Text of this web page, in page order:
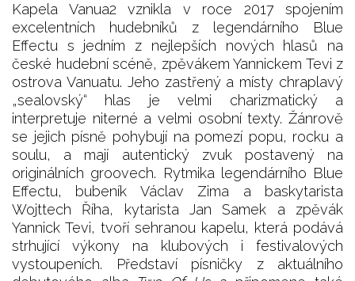
Kapela Vanua2 vznikla v roce 2017 spojením
excelentních hudebníků z legendárního Blue
Effectu s jedním z nejlepších nových hlasů na
české hudební scéně, zpěvákem Yannickem Tevi z
ostrova Vanuatu. Jeho zastřený a místy chraplavý
„sealovský“ hlas je velmi charizmatický a
interpretuje niterné a velmi osobní texty. Žánrově
se jejich písně pohybují na pomezí popu, rocku a
soulu, a mají autentický zvuk postavený na
originálních groovech. Rytmika legendárního Blue
Effectu, bubeník Václav Zima a baskytarista
Wojttech Říha, kytarista Jan Samek a zpěvák
Yannick Tevi, tvoří sehranou kapelu, která podává
strhující výkony na klubových i festivalových
vystoupeních. Představí písničky z aktuálního